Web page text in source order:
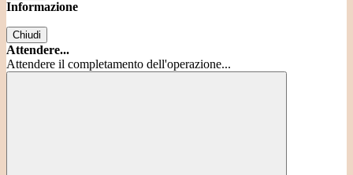
Informazione
Chiudi
Attendere...
Attendere il completamento dell'operazione...